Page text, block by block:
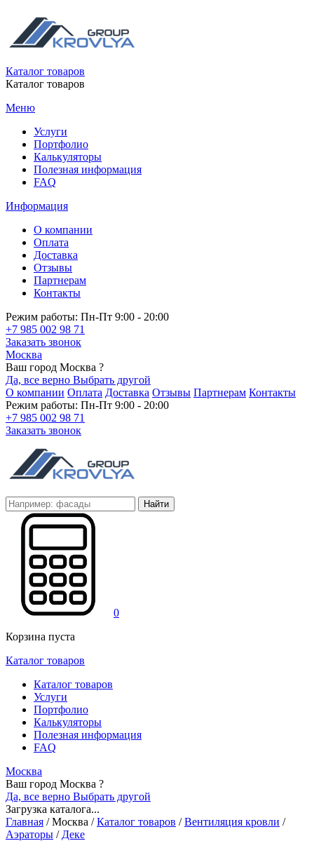
Каталог товаров
Каталог товаров
Меню
Услуги
Портфолио
Калькуляторы
Полезная информация
FAQ
Информация
О компании
Оплата
Доставка
Отзывы
Партнерам
Контакты
Режим работы: Пн-Пт 9:00 - 20:00
+7 985 002 98 71
Заказать звонок
Москва
Ваш город Москва ?
Да, все верно Выбрать другой
О компании Оплата Доставка Отзывы Партнерам Контакты
Режим работы: Пн-Пт 9:00 - 20:00
+7 985 002 98 71
Заказать звонок
Найти
0
Корзина пуста
Каталог товаров
Каталог товаров
Услуги
Портфолио
Калькуляторы
Полезная информация
FAQ
Москва
Ваш город Москва ?
Да, все верно Выбрать другой
Загрузка каталога...
Главная /Москва / Каталог товаров / Вентиляция кровли /
Аэраторы / Деке